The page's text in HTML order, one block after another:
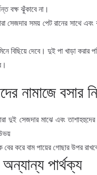
বক্ষ ঝুঁকাবে না।
সেজদার সময় পেট রানের সাথে এবং
বিছিয়ে দেবে। দুই পা খাড়া করার
নামাজে বসার
দুই সেজদার মাঝে এবং
বের করে বাম পায়ের গােছার উপর
পার্থক্য